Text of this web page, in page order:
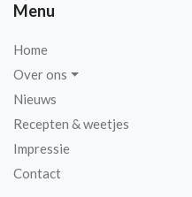
Menu
Home
Over ons
Nieuws
Recepten & weetjes
Impressie
Contact